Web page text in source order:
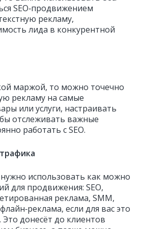
SEO‑продвижением
рекламу,
лида в конкурентной
маржой, то можно точечно
рекламу на самые
или услуги, настраивать
отслеживать важные
работать с SEO.
использовать как можно
для продвижения: SEO,
реклама, SMM,
если для вас это
донесёт до клиентов